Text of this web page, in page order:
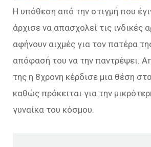
Η υπόθεση από την στιγμή που
άρχισε να απασχολεί τις ινδικές
αφήνουν αιχμές για τον πατέρα
απόφασή του να την παντρέψει.
της η 8χρονη κέρδισε μια θέση
καθώς πρόκειται για την
γυναίκα του κόσμου.